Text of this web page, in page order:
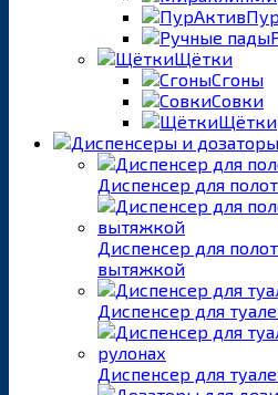
Щётки
Сгоны
Совки
Щётки
Диспенсер для
Диспенсер для
вытяжкой
Диспенсер для
Диспенсер для